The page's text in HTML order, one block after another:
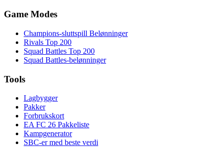
Game Modes
Champions-sluttspill Belønninger
Rivals Top 200
Squad Battles Top 200
Squad Battles-belønninger
Tools
Lagbygger
Pakker
Forbrukskort
EA FC 26 Pakkeliste
Kampgenerator
SBC-er med beste verdi